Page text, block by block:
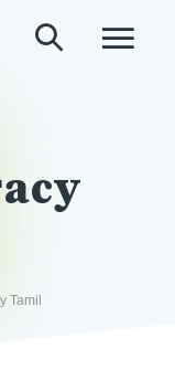
Tamil